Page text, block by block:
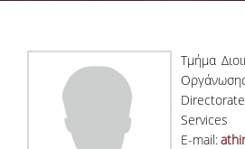
Τμήμα
Services
E-mail: